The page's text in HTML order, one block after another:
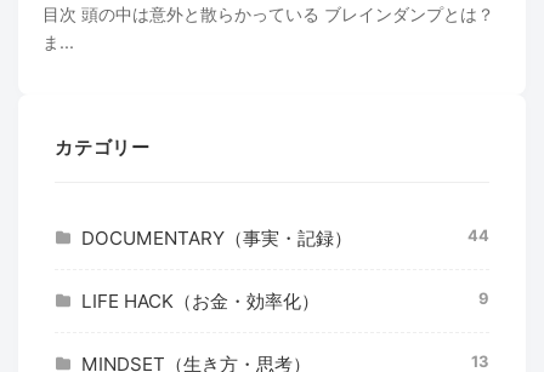
目次 頭の中は意外と散らかっている ブレインダンプとは？
ま...
カテゴリー
DOCUMENTARY（事実・記録） 44
LIFE HACK（お金・効率化） 9
MINDSET（生き方・思考） 13